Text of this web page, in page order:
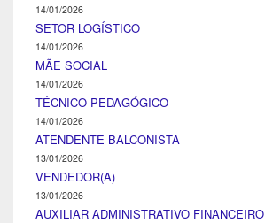
14/01/2026
SETOR LOGÍSTICO
14/01/2026
MÃE SOCIAL
14/01/2026
TÉCNICO PEDAGÓGICO
14/01/2026
ATENDENTE BALCONISTA
13/01/2026
VENDEDOR(A)
13/01/2026
AUXILIAR ADMINISTRATIVO FINANCEIRO